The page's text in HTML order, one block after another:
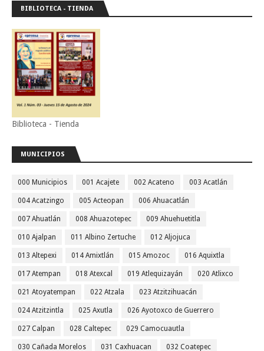
BIBLIOTECA - TIENDA
Biblioteca - Tienda
MUNICIPIOS
000 Municipios 001 Acajete 002 Acateno 003 Acatlán
004 Acatzingo 005 Acteopan 006 Ahuacatlán
007 Ahuatlán 008 Ahuazotepec 009 Ahuehuetitla
010 Ajalpan 011 Albino Zertuche 012 Aljojuca
013 Altepexi 014 Amixtlán 015 Amozoc 016 Aquixtla
017 Atempan 018 Atexcal 019 Atlequizayán 020 Atlixco
021 Atoyatempan 022 Atzala 023 Atzitzihuacán
024 Atzitzintla 025 Axutla 026 Ayotoxco de Guerrero
027 Calpan 028 Caltepec 029 Camocuautla
030 Cañada Morelos 031 Caxhuacan 032 Coatepec